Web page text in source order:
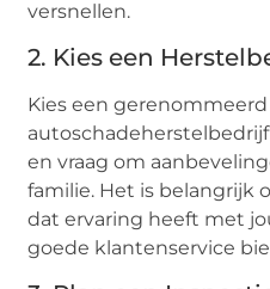
versnellen.
2. Kies een
Kies een gerenommeerd
en vraag om
familie. Het is belangrijk
dat ervaring heeft met
goede klantenservice